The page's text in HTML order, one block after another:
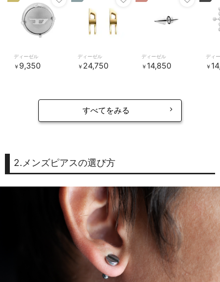
ディーゼル
￥ 9,350
ディーゼル
￥ 24,750
ディーゼル
￥ 14,850
ディ
￥
すべてをみる
2.メンズピアスの選び方